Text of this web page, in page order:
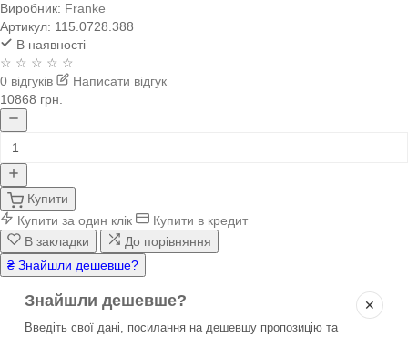
Виробник: Franke
Артикул: 115.0728.388
В наявності
☆ ☆ ☆ ☆ ☆
0 відгуків
Написати відгук
10868 грн.
Купити
Купити за один клік
Купити в кредит
В закладки
До порівняння
₴ Знайшли дешевше?
✕
Знайшли дешевше?
Введіть свої дані, посилання на дешевшу пропозицію та